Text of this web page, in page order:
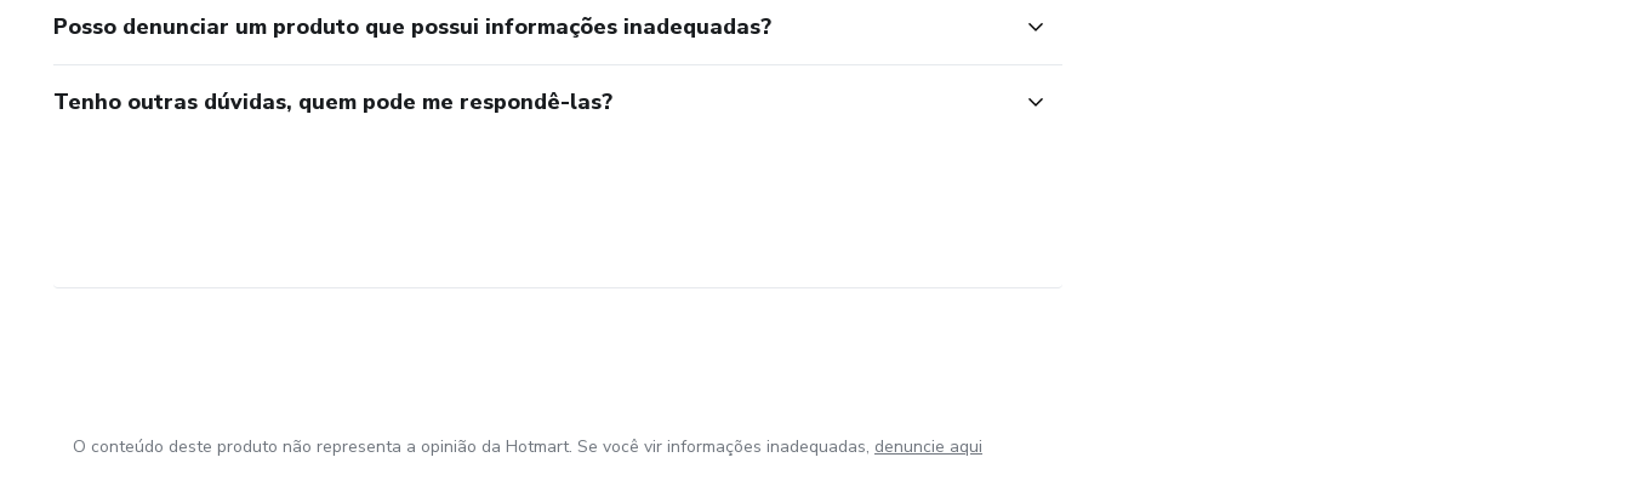
Posso denunciar um produto que possui informações inadequadas?
Tenho outras dúvidas, quem pode me respondê-las?
O conteúdo deste produto não representa a opinião da Hotmart. Se você vir informações inadequadas, denuncie aqui